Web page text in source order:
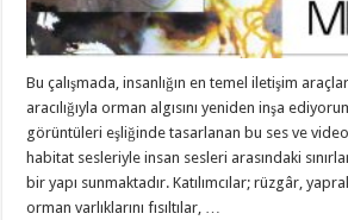
Bu çalışmada, insanlığın en temel iletişim
aracılığıyla orman algısını yeniden inşa
görüntüleri eşliğinde tasarlanan bu ses ve video
habitat sesleriyle insan sesleri arasındaki
bir yapı sunmaktadır. Katılımcılar; rüzgâr,
orman varlıklarını fısıltılar, …